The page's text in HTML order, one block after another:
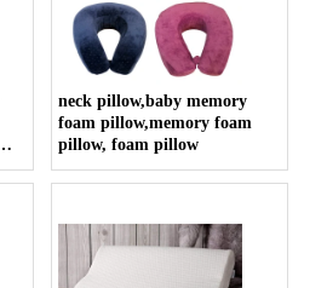
neck pillow,baby memory
foam pillow,memory foam
pillow, foam pillow